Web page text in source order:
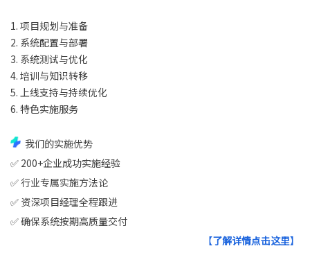
1. 项目规划与准备
2. 系统配置与部署
3. 系统测试与优化
4. 培训与知识转移
5. 上线支持与持续优化
6. 特色实施服务
我们的实施优势
✅ 200+企业成功实施经验
✅ 行业专属实施方法论
✅ 资深项目经理全程跟进
✅ 确保系统按期高质量交付
【了解详情点击这里】